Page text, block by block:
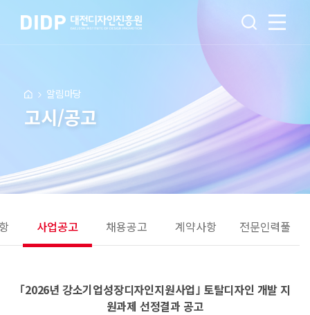
알림마당
고시/공고
사업공고 채용공고 계약사항 전문인력풀
｢2026년 강소기업성장디자인지원사업｣ 토탈디자인 개발 지
원과제 선정결과 공고